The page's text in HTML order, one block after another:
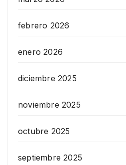
febrero 2026
enero 2026
diciembre 2025
noviembre 2025
octubre 2025
septiembre 2025